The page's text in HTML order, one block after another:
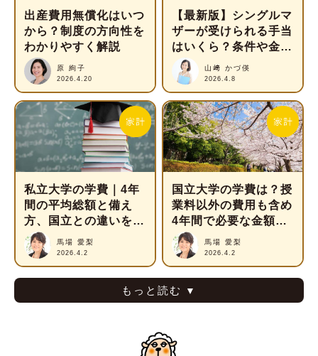
出産費用無償化はいつ
から？制度の方向性を
わかりやすく解説
原 絢子
2026.4.20
【最新版】シングルマ
ザーが受けられる手当
はいくら？条件や金額
の目安を解説
山﨑 かづ偀
2026.4.8
私立大学の学費｜4年
間の平均総額と備え
方、国立との違いを解
説
馬場 愛梨
2026.4.2
国立大学の学費は？授
業料以外の費用も含め
4年間で必要な金額を
解説
馬場 愛梨
2026.4.2